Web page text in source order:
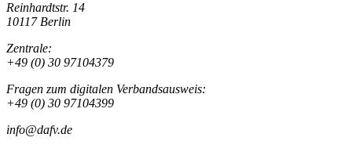
Reinhardtstr. 14
10117 Berlin
Zentrale:
+49 (0) 30 97104379
Fragen zum digitalen Verbandsausweis:
+49 (0) 30 97104399
info@dafv.de